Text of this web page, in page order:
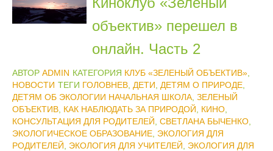
объектив» перешел в
онлайн. Часть 2
АВТОР ADMIN КАТЕГОРИЯ КЛУБ «ЗЕЛЕНЫЙ ОБЪЕКТИВ»
НОВОСТИ ТЕГИ ГОЛОВНЕВ ДЕТИ ДЕТЯМ О ПРИРОДЕ
ДЕТЯМ ОБ ЭКОЛОГИИ НАЧАЛЬНАЯ ШКОЛА ЗЕЛЕНЫЙ
ОБЪЕКТИВ КАК НАБЛЮДАТЬ ЗА ПРИРОДОЙ КИНО
КОНСУЛЬТАЦИЯ ДЛЯ РОДИТЕЛЕЙ СВЕТЛАНА БЫЧЕНКО
ЭКОЛОГИЧЕСКОЕ ОБРАЗОВАНИЕ ЭКОЛОГИЯ ДЛЯ
РОДИТЕЛЕЙ
ЭКОЛОГИЯ ДЛЯ УЧИТЕЛЕЙ
ЭКОЛОГИЯ ДЛЯ